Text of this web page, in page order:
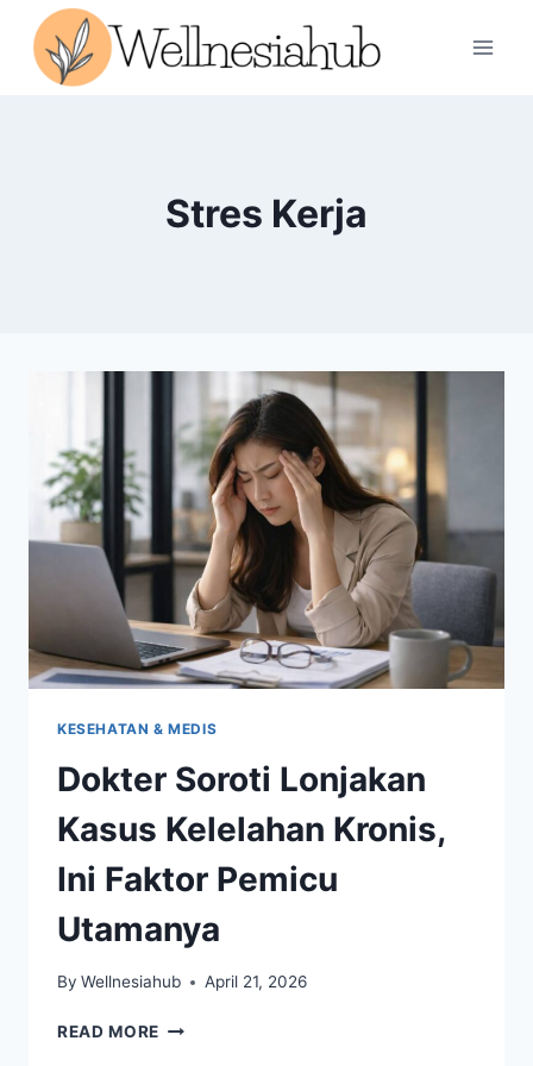
content
Stres Kerja
KESEHATAN & MEDIS
Dokter Soroti Lonjakan
Kasus Kelelahan Kronis,
Ini Faktor Pemicu
Utamanya
By Wellnesiahub April 21, 2026
READ MORE DOKTER